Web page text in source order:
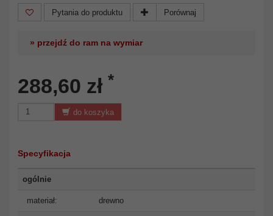
Pytania do produktu Porównaj
» przejdź do ram na wymiar
288,60 zł *
do koszyka
Specyfikacja
ogólnie
materiał: drewno